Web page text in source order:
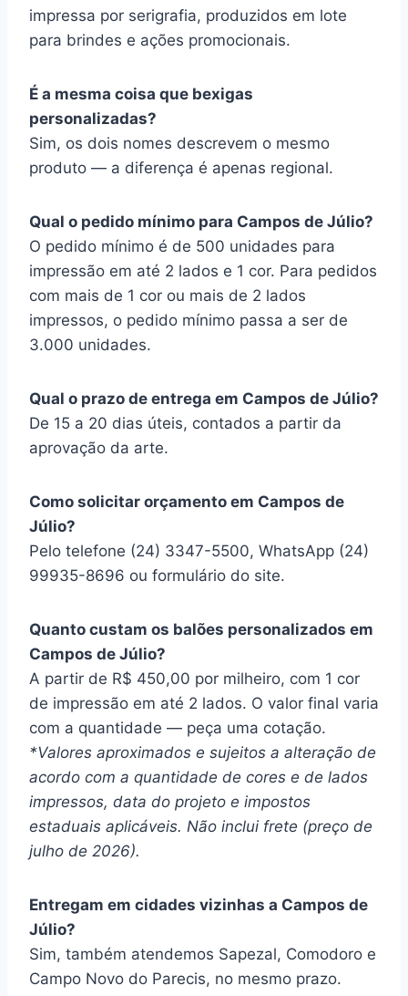
impressa por serigrafia, produzidos em lote
para brindes e ações promocionais.
É a mesma coisa que bexigas
personalizadas?
Sim, os dois nomes descrevem o mesmo
produto — a diferença é apenas regional.
Qual o pedido mínimo para Campos de Júlio?
O pedido mínimo é de 500 unidades para
impressão em até 2 lados e 1 cor. Para pedidos
com mais de 1 cor ou mais de 2 lados
impressos, o pedido mínimo passa a ser de
3.000 unidades.
Qual o prazo de entrega em Campos de Júlio?
De 15 a 20 dias úteis, contados a partir da
aprovação da arte.
Como solicitar orçamento em Campos de
Júlio?
Pelo telefone (24) 3347-5500, WhatsApp (24)
99935-8696 ou formulário do site.
Quanto custam os balões personalizados em
Campos de Júlio?
A partir de R$ 450,00 por milheiro, com 1 cor
de impressão em até 2 lados. O valor final varia
com a quantidade — peça uma cotação.
*Valores aproximados e sujeitos a alteração de
acordo com a quantidade de cores e de lados
impressos, data do projeto e impostos
estaduais aplicáveis. Não inclui frete (preço de
julho de 2026).
Entregam em cidades vizinhas a Campos de
Júlio?
Sim, também atendemos Sapezal, Comodoro e
Campo Novo do Parecis, no mesmo prazo.